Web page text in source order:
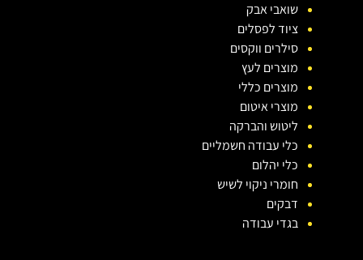
שואבי אבק
ציוד לפסלים
סילרים ווקסים
מוצרים לעץ
מוצרים כללי
מוצרי איטום
ליטוש והברקה
כלי עבודה חשמליים
כלי יהלום
חומרי ניקוי לשיש
דבקים
בגדי עבודה